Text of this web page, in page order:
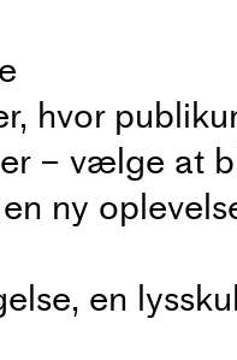
hvor
– vælge at
ny
en
for Us